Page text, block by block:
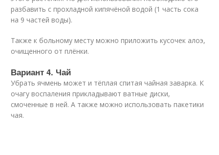
разбавить с прохладной кипячёной водой (1 часть сока
на 9 частей воды).
Также к больному месту можно приложить кусочек алоэ,
очищенного от плёнки.
Вариант 4. Чай
Убрать ячмень может и тёплая спитая чайная заварка. К
очагу воспаления прикладывают ватные диски,
смоченные в ней. А также можно использовать пакетики
чая.